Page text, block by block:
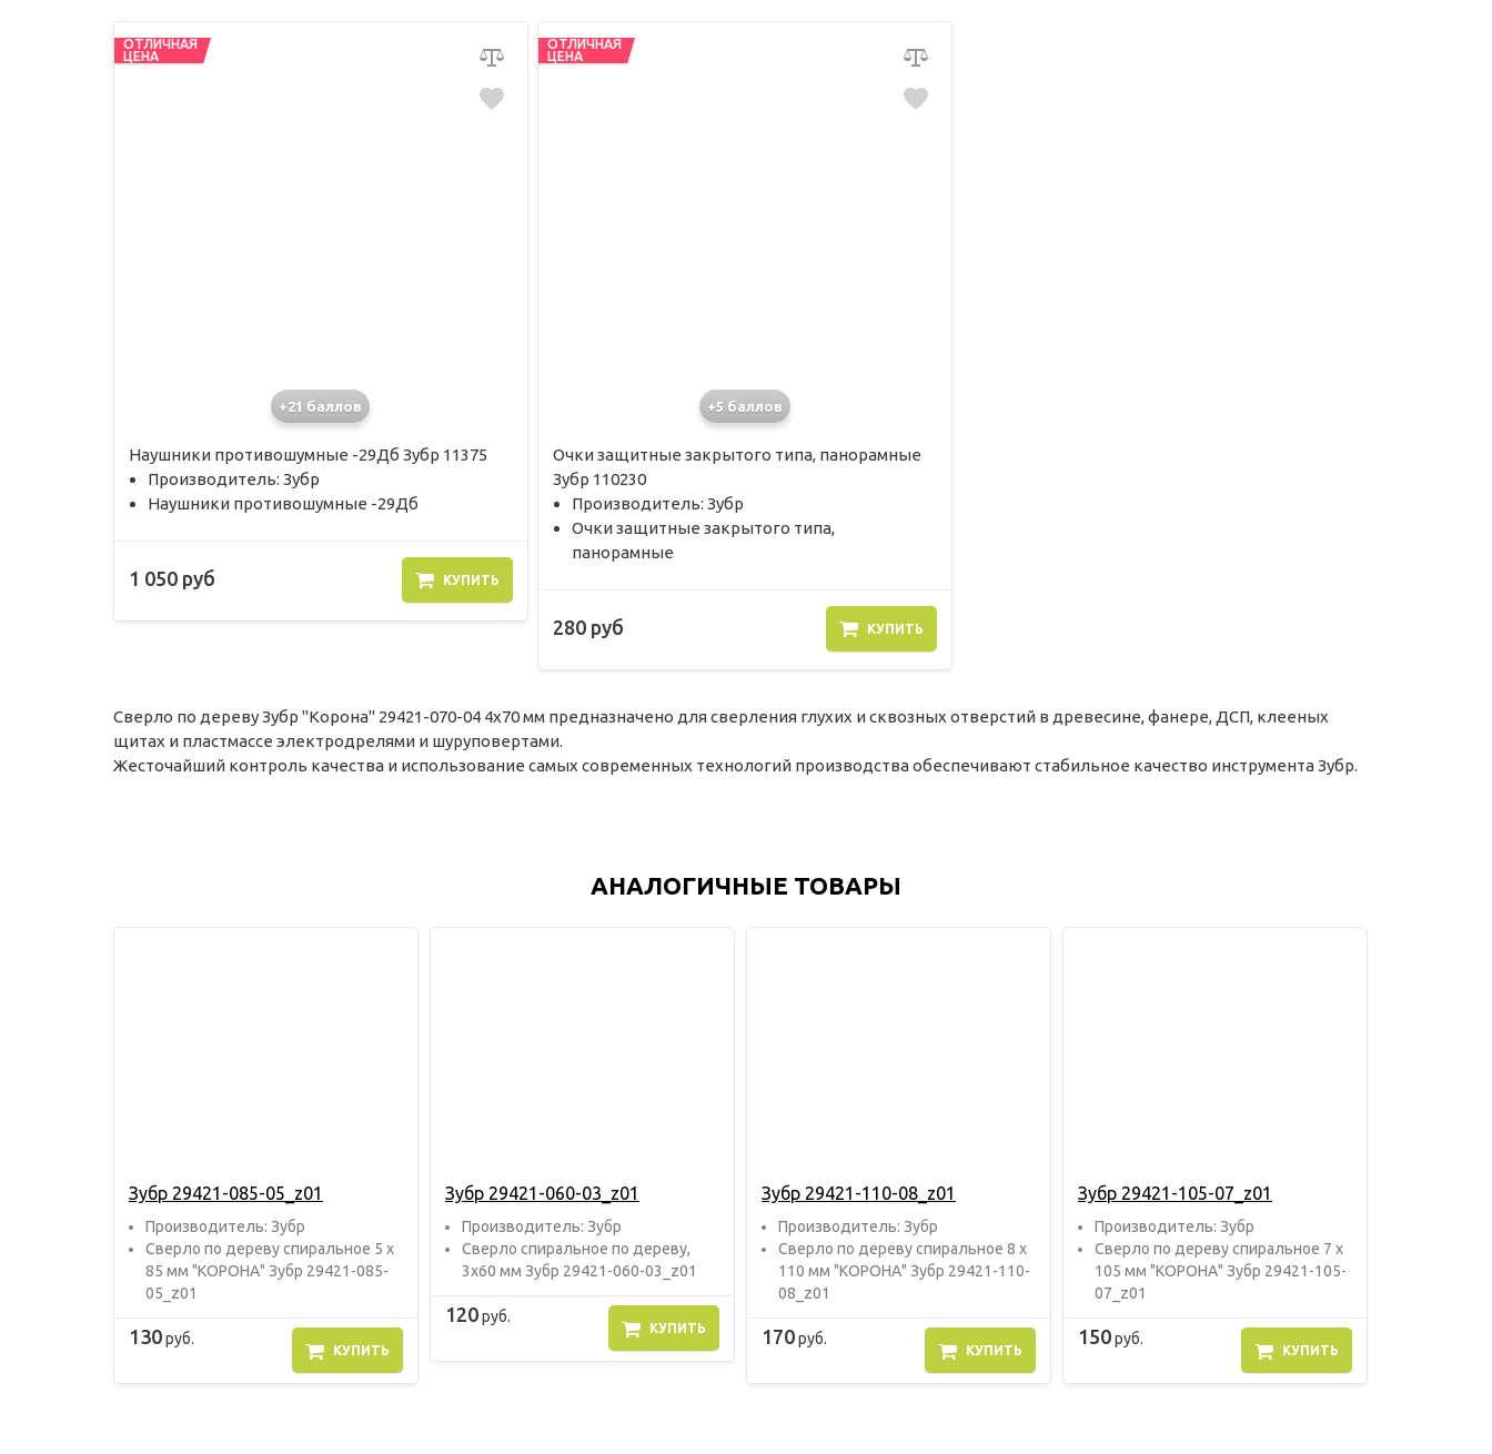
ОТЛИЧНАЯ
ЦЕНА
+21 баллов
Наушники противошумные -29Дб Зубр 11375
Производитель: Зубр
Наушники противошумные -29Дб
1 050 руб КУПИТЬ
ОТЛИЧНАЯ
ЦЕНА
+5 баллов
Очки защитные закрытого типа, панорамные
Зубр 110230
Производитель: Зубр
Очки защитные закрытого типа,
панорамные
280 руб КУПИТЬ
Сверло по дереву Зубр "Корона" 29421-070-04 4х70 мм предназначено для сверления глухих и сквозных отверстий в древесине, фанере, ДСП, клееных
щитах и пластмассе электродрелями и шуруповертами.
Жесточайший контроль качества и использование самых современных технологий производства обеспечивают стабильное качество инструмента Зубр.
АНАЛОГИЧНЫЕ ТОВАРЫ
Зубр 29421-085-05_z01
Прoизвoдитель: Зубр
Сверло по дереву спиральное 5 х
85 мм "КОРОНА" Зубр 29421-085-
05_z01
130руб.
КУПИТЬ
Зубр 29421-060-03_z01
Прoизвoдитель: Зубр
Сверло спиральное по дереву,
3х60 мм Зубр 29421-060-03_z01
120руб.
КУПИТЬ
Зубр 29421-110-08_z01
Прoизвoдитель: Зубр
Сверло по дереву спиральное 8 х
110 мм "КОРОНА" Зубр 29421-110-
08_z01
170руб.
КУПИТЬ
Зубр 29421-105-07_z01
Прoизвoдитель: Зубр
Сверло по дереву спиральное 7 х
105 мм "КОРОНА" Зубр 29421-105-
07_z01
150руб.
КУПИТЬ